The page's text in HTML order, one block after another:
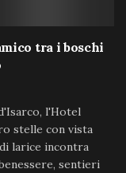
tra i boschi
l'Hotel
stelle con vista
larice incontra
sentieri